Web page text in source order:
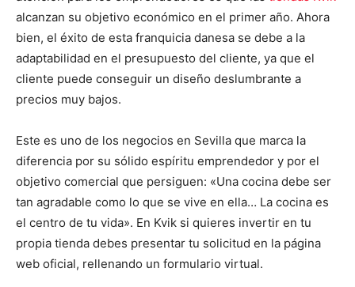
alcanzan su objetivo económico en el primer año. Ahora
bien, el éxito de esta franquicia danesa se debe a la
adaptabilidad en el presupuesto del cliente, ya que el
cliente puede conseguir un diseño deslumbrante a
precios muy bajos.
Este es uno de los negocios en Sevilla que marca la
diferencia por su sólido espíritu emprendedor y por el
objetivo comercial que persiguen: «Una cocina debe ser
tan agradable como lo que se vive en ella… La cocina es
el centro de tu vida». En Kvik si quieres invertir en tu
propia tienda debes presentar tu solicitud en la página
web oficial, rellenando un formulario virtual.